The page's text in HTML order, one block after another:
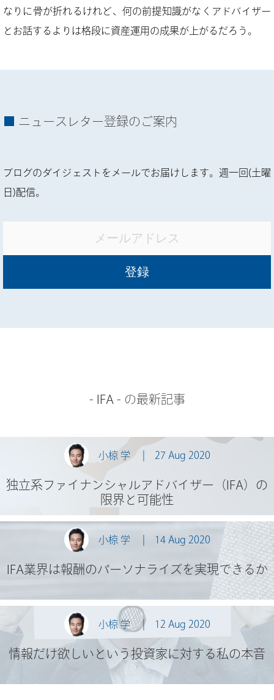
なりに骨が折れるけれど、何の前提知識がなくアドバイザー
とお話するよりは格段に資産運用の成果が上がるだろう。
ニュースレター登録のご案内
ブログのダイジェストをメールでお届けします。週一回(土曜
日)配信。
- IFA - の最新記事
小椋 学 27 Aug 2020
独立系ファイナンシャルアドバイザー（IFA）の
限界と可能性
小椋 学 14 Aug 2020
IFA業界は報酬のパーソナライズを実現できるか
小椋 学 12 Aug 2020
情報だけ欲しいという投資家に対する私の本音